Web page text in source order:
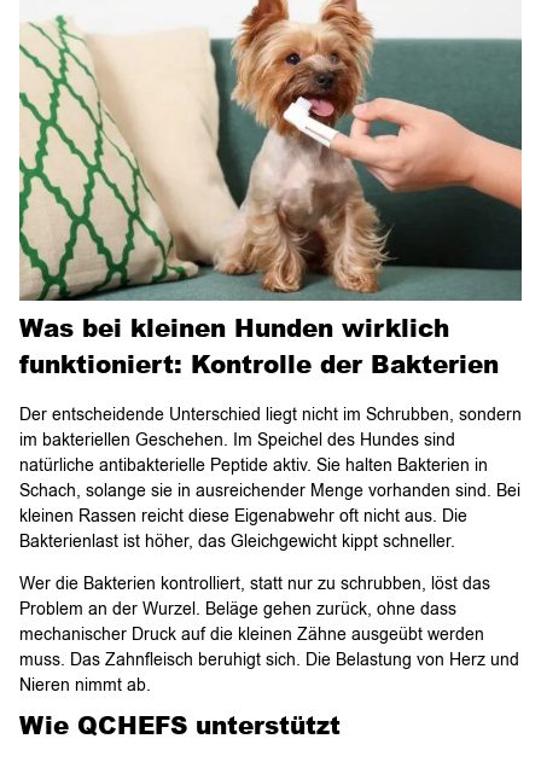
Was bei kleinen Hunden wirklich
funktioniert: Kontrolle der Bakterien
Der entscheidende Unterschied liegt nicht im Schrubben, sondern
im bakteriellen Geschehen. Im Speichel des Hundes sind
natürliche antibakterielle Peptide aktiv. Sie halten Bakterien in
Schach, solange sie in ausreichender Menge vorhanden sind. Bei
kleinen Rassen reicht diese Eigenabwehr oft nicht aus. Die
Bakterienlast ist höher, das Gleichgewicht kippt schneller.
Wer die Bakterien kontrolliert, statt nur zu schrubben, löst das
Problem an der Wurzel. Beläge gehen zurück, ohne dass
mechanischer Druck auf die kleinen Zähne ausgeübt werden
muss. Das Zahnfleisch beruhigt sich. Die Belastung von Herz und
Nieren nimmt ab.
Wie QCHEFS unterstützt